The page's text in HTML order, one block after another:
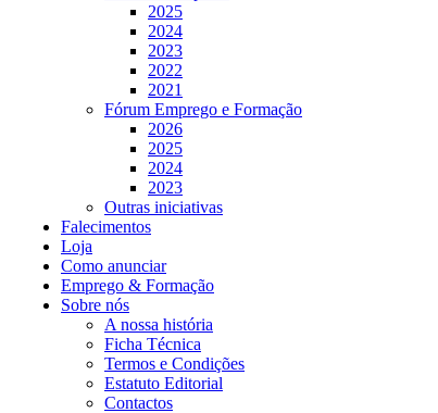
2025
2024
2023
2022
2021
Fórum Emprego e Formação
2026
2025
2024
2023
Outras iniciativas
Falecimentos
Loja
Como anunciar
Emprego & Formação
Sobre nós
A nossa história
Ficha Técnica
Termos e Condições
Estatuto Editorial
Contactos